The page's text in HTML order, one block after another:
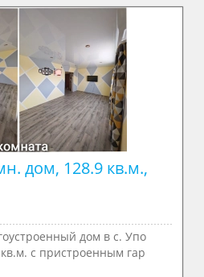
дом, 128.9 кв.м.,
дом в с. Упо
с пристроенным гар